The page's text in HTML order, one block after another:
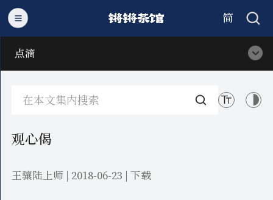
简
繁
点滴
观心偈
王骧陆上师 | 2018-06-23 |下载